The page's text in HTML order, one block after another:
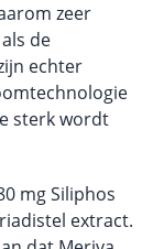
zeer
de
echter
sterk wordt
mg Siliphos
extract.